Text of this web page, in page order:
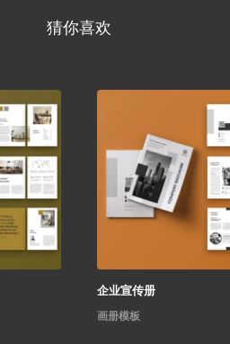
猜你喜欢
企业宣传册
画册模板